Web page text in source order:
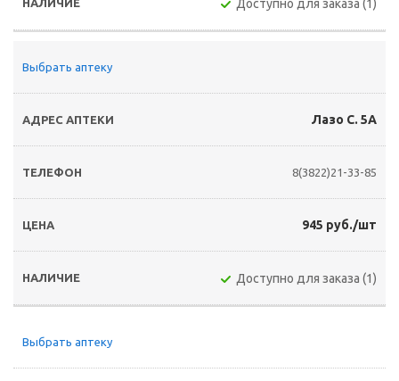
Доступно для заказа (1)
Выбрать аптеку
Лазо С. 5А
8(3822)21-33-85
945 руб./шт
Доступно для заказа (1)
Выбрать аптеку